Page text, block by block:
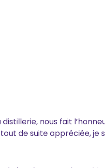
nous fait
de suite appréciée, je